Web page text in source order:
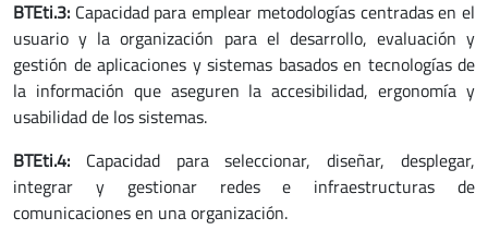
BTEti.3: Capacidad para emplear metodologías centradas en el
usuario y la organización para el desarrollo, evaluación y
gestión de aplicaciones y sistemas basados en tecnologías de
la información que aseguren la accesibilidad, ergonomía y
usabilidad de los sistemas.
BTEti.4: Capacidad para seleccionar, diseñar, desplegar,
integrar y gestionar redes e infraestructuras de
comunicaciones en una organización.